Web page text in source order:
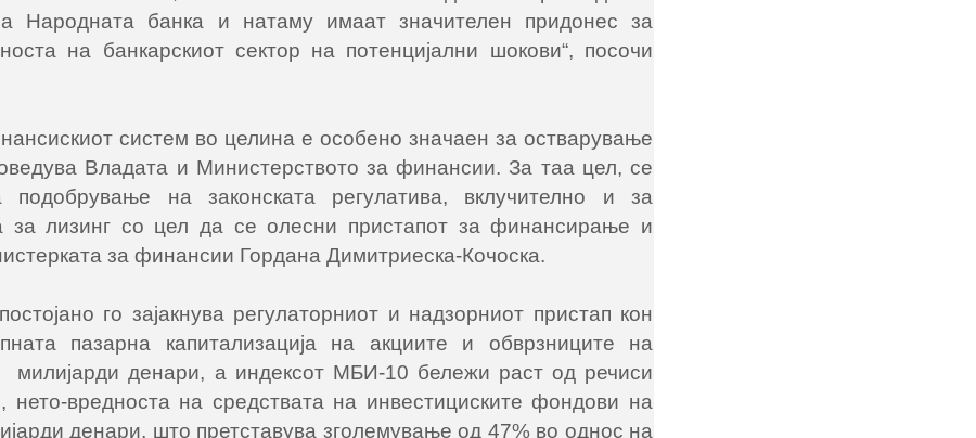
Народната банка и натаму имаат значителен придонес за
на банкарскиот сектор на потенцијални шокови“, посочи
систем во целина е особено значаен за остварување
Владата и Министерството за финансии. За таа цел, се
на законската регулатива, вклучително и за
за лизинг со цел да се олесни пристапот за финансирање и
за финансии Гордана Димитриеска-Кочоска.
го зајакнува регулаторниот и надзорниот пристап кон
пазарна капитализација на акциите и обврзниците на
милијарди денари, а индексот МБИ-10 бележи раст од речиси
вредноста на средствата на инвестициските фондови на
денари, што претставува зголемување од 47% во однос на